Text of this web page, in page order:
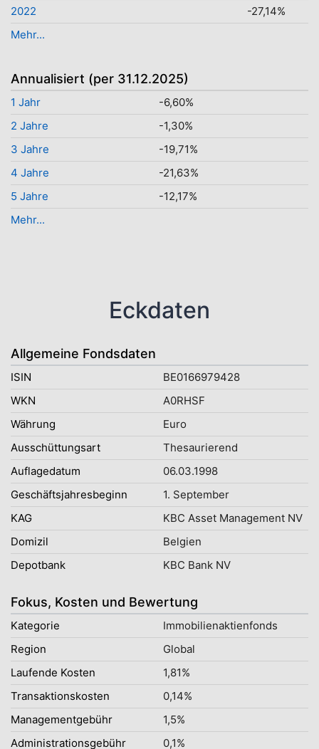
2022
-27,14%
Mehr...
Annualisiert (per 31.12.2025)
1 Jahr
-6,60%
2 Jahre
-1,30%
3 Jahre
-19,71%
4 Jahre
-21,63%
5 Jahre
-12,17%
Mehr...
Eckdaten
Allgemeine Fondsdaten
ISIN
BE0166979428
WKN
A0RHSF
Währung
Euro
Ausschüttungsart
Thesaurierend
Auflagedatum
06.03.1998
Geschäftsjahresbeginn
1. September
KAG
KBC Asset Management NV
Domizil
Belgien
Depotbank
KBC Bank NV
Fokus, Kosten und Bewertung
Kategorie
Immobilienaktienfonds
Region
Global
Laufende Kosten
1,81%
Transaktionskosten
0,14%
Managementgebühr
1,5%
Administrationsgebühr
0,1%